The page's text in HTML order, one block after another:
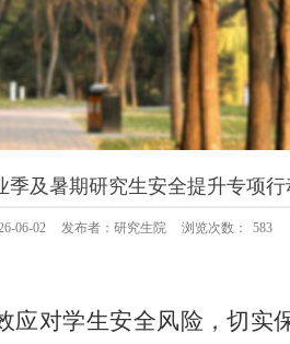
季及暑期研究生安全提升专项
06-02 发布者：研究生院 浏览次数： 583
应对学生安全风险，切实